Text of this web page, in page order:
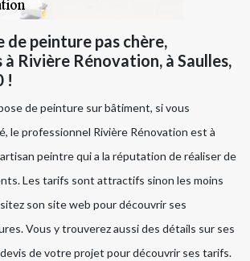
de peinture pas chère,
Rivière Rénovation, à Saulles,
!
de peinture sur bâtiment, si vous
le professionnel Rivière Rénovation est à
peintre qui a la réputation de réaliser de
Les tarifs sont attractifs sinon les moins
son site web pour découvrir ses
Vous y trouverez aussi des détails sur ses
de votre projet pour découvrir ses tarifs.